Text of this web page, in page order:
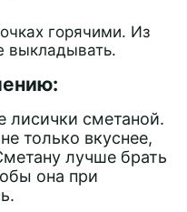
горячими. Из
выкладывать.
лисички сметаной.
только вкуснее,
лучше брать
она при